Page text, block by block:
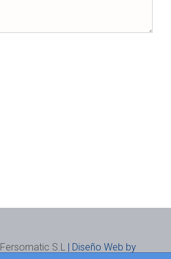
Fersomatic S.L | Diseño Web by